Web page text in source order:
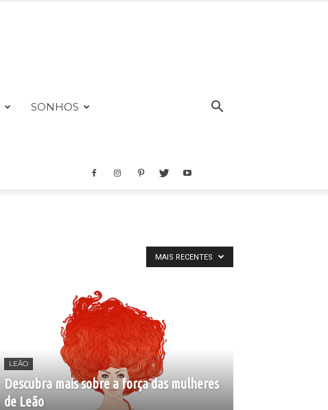
SONHOS
MAIS RECENTES
LEÃO
Descubra mais sobre a força das mulheres
de Leão